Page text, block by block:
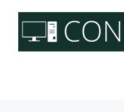
contenido